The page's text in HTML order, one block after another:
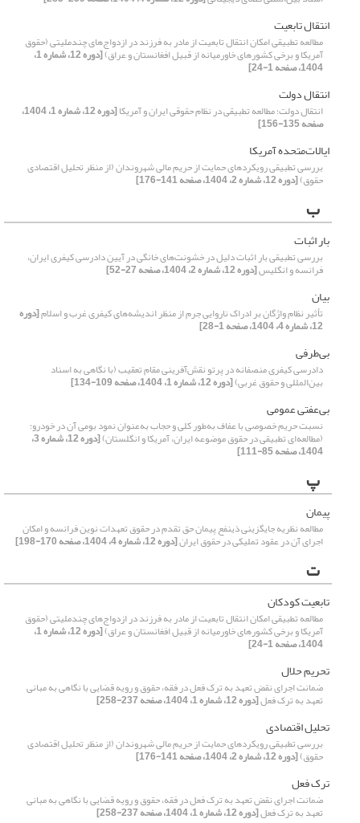
انتقال تابعیت
مطالعه تطبیقی امکان انتقال تابعیت از مادر به فرزند در ازدواج‌های چندملیتی (حقوق
آمریکا و برخی کشورهای خاورمیانه از قبیل افغانستان و عراق) [دوره 12، شماره 1،
1404، صفحه 1-24]
انتقال دولت
انتقال دولت؛ مطالعه تطبیقی در نظام حقوقی ایران و آمریکا [دوره 12، شماره 1، 1404،
صفحه 135-156]
ایالات‌متحده آمریکا
بررسی تطبیقی رویکردهای حمایت از حریم مالی شهروندان (از منظر تحلیل اقتصادی
حقوق)[دوره 12، شماره 2، 1404، صفحه 141-176]
ب
بار اثبات
بررسی تطبیقی بار اثبات دلیل در خشونت‌های خانگی در آیین دادرسی کیفری ایران،
فرانسه و انگلیس[دوره 12، شماره 2، 1404، صفحه 27-52]
بیان
تأثیر نظام واژگان بر ادراک ناروایی جرم از منظر اندیشه‌های کیفری غرب و اسلام[دوره
12، شماره 4، 1404، صفحه 1-28]
بی‌طرفی
دادرسی کیفری منصفانه در پرتو نقش‌آفرینی مقام تعقیب (با نگاهی به اسناد
بین‌المللی و حقوق غربی)[دوره 12، شماره 1، 1404، صفحه 109-134]
بی‌عفتی عمومی
نسبت حریم خصوصی با عفاف به‌طور کلی و حجاب به‌عنوان نمود بومی آن در خودرو؛
(مطالعه‌ای تطبیقی در حقوق موضوعه ایران، آمریکا و انگلستان) [دوره 12، شماره 3،
1404، صفحه 85-111]
پ
پیمان
مطالعه نظریه جایگزینی ذینفع پیمان حق تقدم در حقوق تعهدات نوین فرانسه و امکان
اجرای آن در عقود تملیکی در حقوق ایران[دوره 12، شماره 4، 1404، صفحه 170-198]
ت
تابعیت کودکان
مطالعه تطبیقی امکان انتقال تابعیت از مادر به فرزند در ازدواج‌های چندملیتی (حقوق
آمریکا و برخی کشورهای خاورمیانه از قبیل افغانستان و عراق) [دوره 12، شماره 1،
1404، صفحه 1-24]
تحریم حلال
ضمانت اجرای نقض تعهد به ترک فعل در فقه، حقوق و رویه قضایی با نگاهی به مبانی
تعهد به ترک فعل[دوره 12، شماره 1، 1404، صفحه 237-258]
تحلیل اقتصادی
بررسی تطبیقی رویکردهای حمایت از حریم مالی شهروندان (از منظر تحلیل اقتصادی
حقوق)[دوره 12، شماره 2، 1404، صفحه 141-176]
ترک فعل
ضمانت اجرای نقض تعهد به ترک فعل در فقه، حقوق و رویه قضایی با نگاهی به مبانی
تعهد به ترک فعل[دوره 12، شماره 1، 1404، صفحه 237-258]